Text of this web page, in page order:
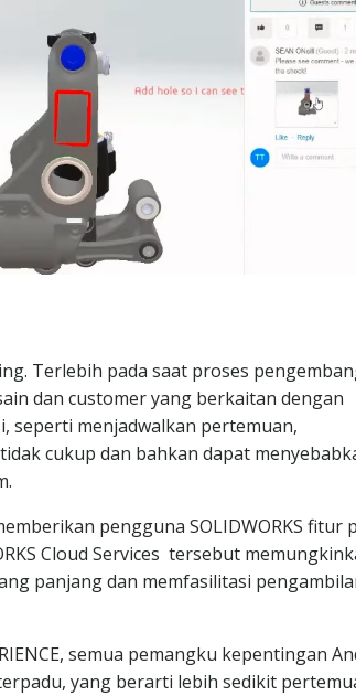
Terlebih pada saat proses
dan customer yang berkaitan dengan
seperti menjadwalkan pertemuan,
cukup dan bahkan dapat
pengguna SOLIDWORKS fitur
Cloud Services tersebut
panjang dan memfasilitasi
semua pemangku kepentingan
yang berarti lebih sedikit